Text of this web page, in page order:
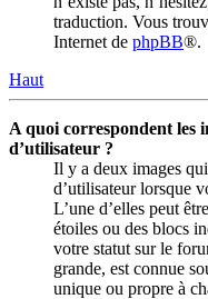
traduction. Vous
Internet de phpBB®.
Haut
A quoi correspondent les
d’utilisateur ?
Il y a deux images
d’utilisateur lorsque
L’une d’elles peut
étoiles ou des blocs
votre statut sur le
grande, est connue
unique ou propre à